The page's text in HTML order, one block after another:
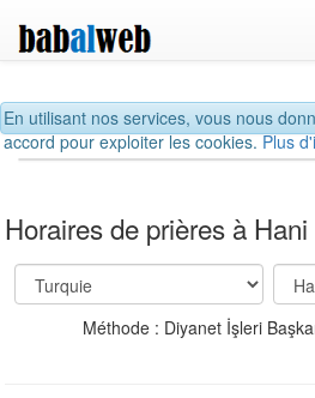
En utilisant nos services, vous nous
accord pour exploiter les cookies.Plus
Horaires de prières à Hani
Méthode : Diyanet İşleri